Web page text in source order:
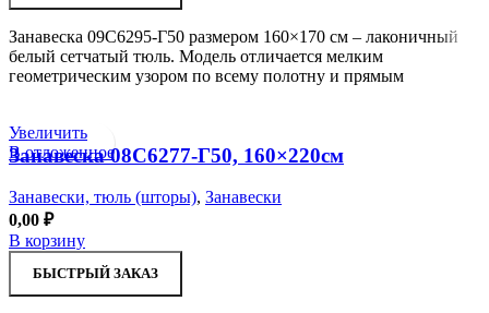
Занавеска 09С6295-Г50 размером 160×170 см – лаконичный
белый сетчатый тюль. Модель отличается мелким
геометрическим узором по всему полотну и прямым
Увеличить
В отложенное
Занавеска 08С6277-Г50, 160×220см
Занавески, тюль (шторы), Занавески
0,00 ₽
В корзину
БЫСТРЫЙ ЗАКАЗ